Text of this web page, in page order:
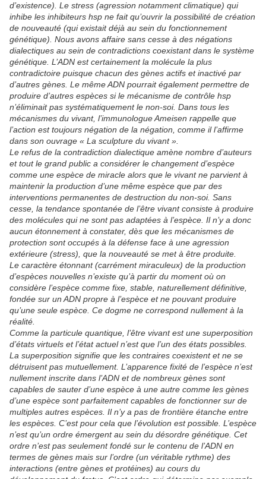
d’existence). Le stress (agression notamment climatique) qui
inhibe les inhibiteurs hsp ne fait qu’ouvrir la possibilité de création
de nouveauté (qui existait déjà au sein du fonctionnement
génétique). Nous avons affaire sans cesse à des négations
dialectiques au sein de contradictions coexistant dans le système
génétique. L’ADN est certainement la molécule la plus
contradictoire puisque chacun des gènes actifs et inactivé par
d’autres gènes. Le même ADN pourrait également permettre de
produire d’autres espèces si le mécanisme de contrôle hsp
n’éliminait pas systématiquement le non-soi. Dans tous les
mécanismes du vivant, l’immunologue Ameisen rappelle que
l’action est toujours négation de la négation, comme il l’affirme
dans son ouvrage « La sculpture du vivant ».
Le refus de la contradiction dialectique amène nombre d’auteurs
et tout le grand public a considérer le changement d’espèce
comme une espèce de miracle alors que le vivant ne parvient à
maintenir la production d’une même espèce que par des
interventions permanentes de destruction du non-soi. Sans
cesse, la tendance spontanée de l’être vivant consiste à produire
des molécules qui ne sont pas adaptées à l’espèce. Il n’y a donc
aucun étonnement à constater, dès que les mécanismes de
protection sont occupés à la défense face à une agression
extérieure (stress), que la nouveauté se met à être produite.
Le caractère étonnant (carrément miraculeux) de la production
d’espèces nouvelles n’existe qu’à partir du moment où on
considère l’espèce comme fixe, stable, naturellement définitive,
fondée sur un ADN propre à l’espèce et ne pouvant produire
qu’une seule espèce. Ce dogme ne correspond nullement à la
réalité.
Comme la particule quantique, l’être vivant est une superposition
d’états virtuels et l’état actuel n’est que l’un des états possibles.
La superposition signifie que les contraires coexistent et ne se
détruisent pas mutuellement. L’apparence fixité de l’espèce n’est
nullement inscrite dans l’ADN et de nombreux gènes sont
capables de sauter d’une espèce à une autre comme les gènes
d’une espèce sont parfaitement capables de fonctionner sur de
multiples autres espèces. Il n’y a pas de frontière étanche entre
les espèces. C’est pour cela que l’évolution est possible. L’espèce
n’est qu’un ordre émergent au sein du désordre génétique. Cet
ordre n’est pas seulement fondé sur le contenu de l’ADN en
termes de gènes mais sur l’ordre (un véritable rythme) des
interactions (entre gènes et protéines) au cours du